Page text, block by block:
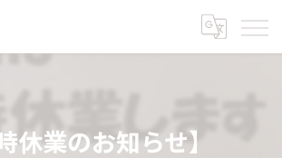
休業のお知らせ】